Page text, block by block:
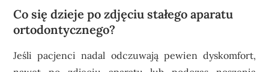
Co się dzieje po zdjęciu stałego aparatu
ortodontycznego?
Jeśli pacjenci nadal odczuwają pewien dyskomfort,